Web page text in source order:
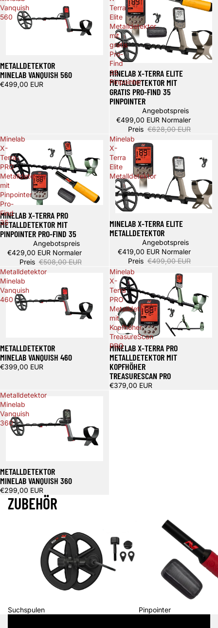
Vanquish
560
METALLDETEKTOR
MINELAB VANQUISH 560
€499,00 EUR
Terra
Elite
Metalldetektor
mit
gratis
Pro-
Find
35
Pinpointer
Ausverkauft
MINELAB X-TERRA ELITE
METALLDETEKTOR MIT
GRATIS PRO-FIND 35
PINPOINTER
Angebotspreis
€499,00 EUR Normaler
Preis €628,00 EUR
Minelab
X-
Terra
PRO
Metalldetektor
mit
Pinpointer
Pro-
Find
35
Ausverkauft
MINELAB X-TERRA PRO
METALLDETEKTOR MIT
PINPOINTER PRO-FIND 35
Angebotspreis
€429,00 EUR Normaler
Preis €508,00 EUR
Minelab
X-
Terra
Elite
Metalldetektor
MINELAB X-TERRA ELITE
METALLDETEKTOR
Angebotspreis
€419,00 EUR Normaler
Preis €499,00 EUR
Metalldetektor
Minelab
Vanquish
460
METALLDETEKTOR
MINELAB VANQUISH 460
€399,00 EUR
Minelab
X-
Terra
PRO
Metalldetektor
mit
Kopfhöher
TreasureScan
PRO
MINELAB X-TERRA PRO
METALLDETEKTOR MIT
KOPFHÖHER
TREASURESCAN PRO
€379,00 EUR
Metalldetektor
Minelab
Vanquish
360
METALLDETEKTOR
MINELAB VANQUISH 360
€299,00 EUR
ZUBEHÖR
Suchspulen
Pinpointer
Pinpointer